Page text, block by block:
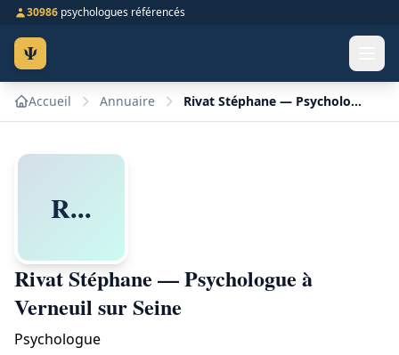
30986 psychologues référencés
Ψ
Accueil Annuaire Rivat Stéphane — Psychologue à Verneuil sur Seine
R...
Rivat Stéphane — Psychologue à
Verneuil sur Seine
Psychologue